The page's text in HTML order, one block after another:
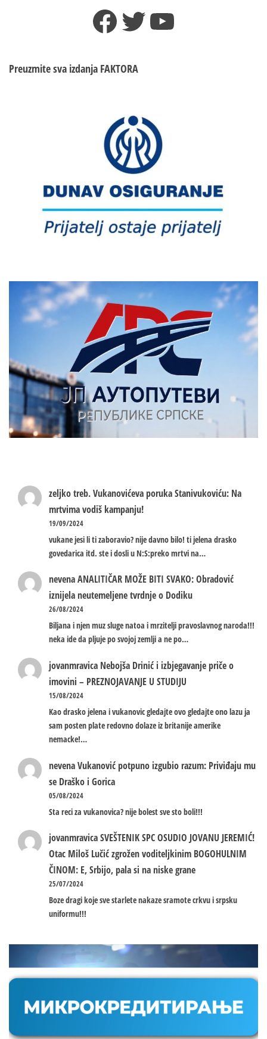
Facebook
TwitterYouTube
Preuzmite sva izdanja FAKTORA
zeljko treb.Vukanovićeva poruka Stanivukoviću: Na
mrtvima vodiš kampanju!
19/09/2024
vukane jesi li ti zaboravio? nije davno bilo! ti jelena drasko
govedarica itd. ste i dosli u N:S:preko mrtvi na…
nevenaANALITIČAR MOŽE BITI SVAKO: Obradović
iznijela neutemeljene tvrdnje o Dodiku
26/08/2024
Biljana i njen muz sluge natoa i mrzitelji pravoslavnog naroda!!!
neka ide da pljuje po svojoj zemlji a ne po…
jovanmravica Nebojša Drinić i izbjegavanje priče o
imovini – PREZNOJAVANJE U STUDIJU
15/08/2024
Kao drasko jelena i vukanovic gledajte ovo gledajte ono lazu ja
sam posten plate redovno dolaze iz britanije amerike
nemacke!…
nevenaVukanović potpuno izgubio razum: Priviđaju mu
se Draško i Gorica
05/08/2024
Sta reci za vukanovica? nije bolest sve sto boli!!!
jovanmravicaSVEŠTENIK SPC OSUDIO JOVANU JEREMIĆ!
Otac Miloš Lučić zgrožen voditeljkinim BOGOHULNIM
ČINOM: E, Srbijo, pala si na niske grane
25/07/2024
Boze dragi koje sve starlete nakaze sramote crkvu i srpsku
uniformu!!!